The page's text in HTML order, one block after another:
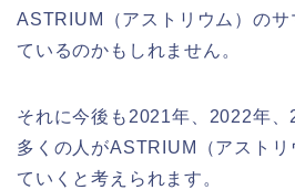
ASTRIUM（アストリウム）のサ
ているのかもしれません。
それに今後も2021年、2022年
多くの人がASTRIUM（アストリ
ていくと考えられます。